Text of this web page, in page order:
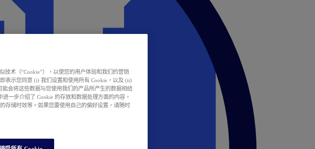
技术（“Cookie”），以使您的用户体验和我们的营销
即表示您同意 (i) 我们设置和使用所有 Cookie，以及 (ii)
会将这些数据与您使用我们的产品所产生的数据相结
进一步介绍了 Cookie 的存放和数据处理方面的内容，
存储时效等。如果您要使用自己的偏好设置，请随时